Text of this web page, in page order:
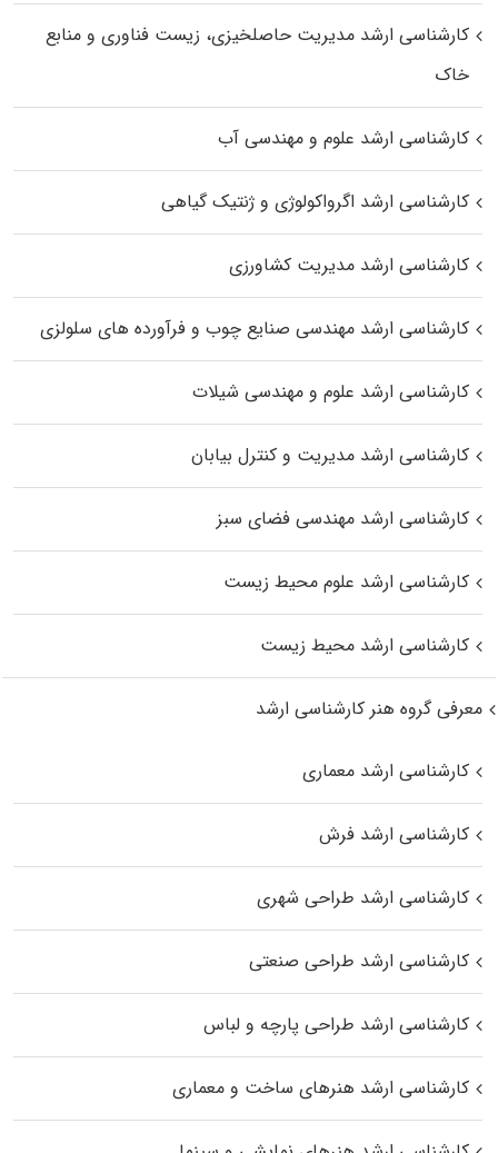
کارشناسی ارشد مدیریت حاصلخیزی، زیست فناوری و منابع
خاک
کارشناسی ارشد علوم و مهندسی آب
کارشناسی ارشد اگرواکولوژی و ژنتیک گیاهی
کارشناسی ارشد مدیریت کشاورزی
کارشناسی ارشد مهندسی صنایع چوب و فرآورده‌ های سلولزی
کارشناسی ارشد علوم و مهندسی شیلات
کارشناسی ارشد مدیریت و کنترل بیابان
کارشناسی ارشد مهندسی فضای سبز
کارشناسی ارشد علوم محیط‌ زیست
کارشناسی ارشد محیط زیست
معرفی گروه هنر کارشناسی ارشد
کارشناسی ارشد معماری
کارشناسی ارشد فرش
کارشناسی ارشد طراحی شهری
کارشناسی ارشد طراحی صنعتی
کارشناسی ارشد طراحی پارچه و لباس
کارشناسی ارشد هنرهای ساخت و معماری